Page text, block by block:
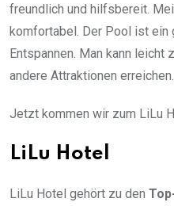
freundlich und hilfsbereit.
komfortabel. Der Pool ist ein
Entspannen. Man kann leicht
andere Attraktionen erreichen.
Jetzt kommen wir zum LiLu
LiLu Hotel
LiLu Hotel gehört zu den